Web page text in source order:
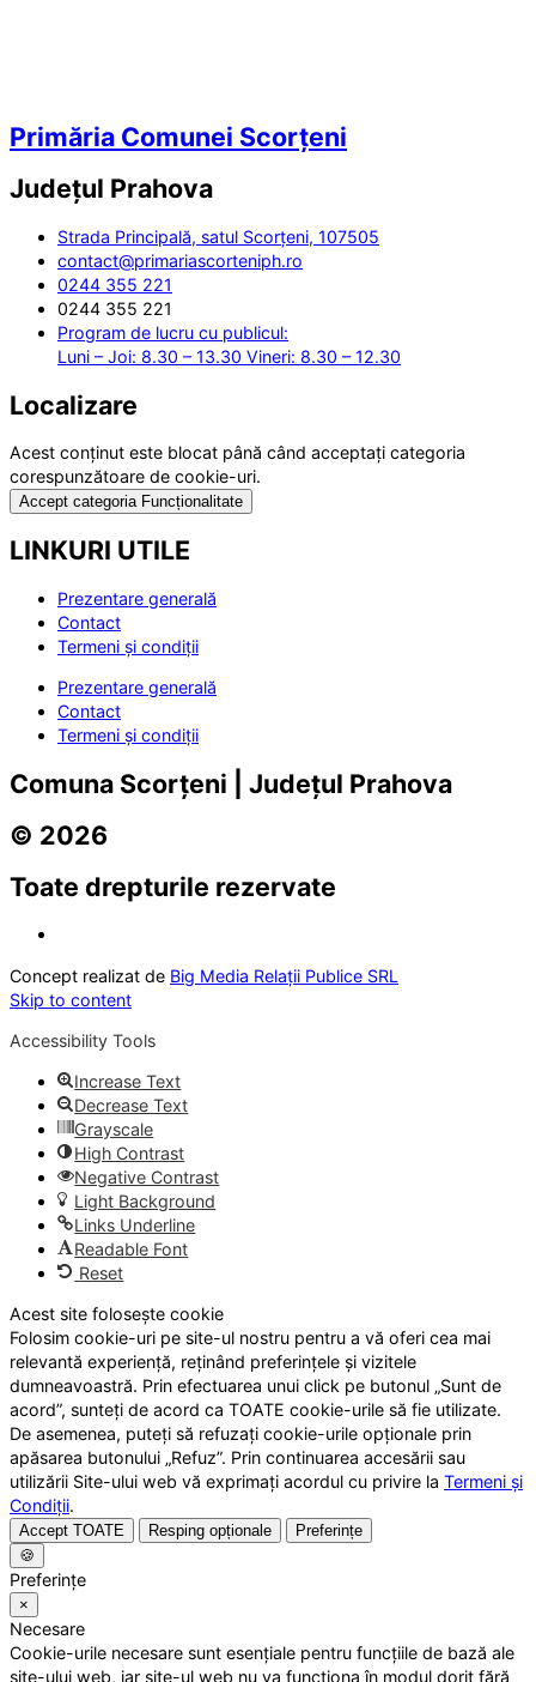
Primăria Comunei Scorțeni
Județul Prahova
Strada Principală, satul Scorțeni, 107505
contact@primariascorteniph.ro
0244 355 221
0244 355 221
Program de lucru cu publicul:
Luni – Joi: 8.30 – 13.30 Vineri: 8.30 – 12.30
Localizare
Acest conținut este blocat până când acceptați categoria
corespunzătoare de cookie-uri.
Accept categoria Funcționalitate
LINKURI UTILE
Prezentare generală
Contact
Termeni și condiții
Prezentare generală
Contact
Termeni și condiții
Comuna Scorțeni | Județul Prahova
© 2026
Toate drepturile rezervate
Concept realizat de Big Media Relații Publice SRL
Skip to content
Accessibility Tools
Increase Text
Decrease Text
Grayscale
High Contrast
Negative Contrast
Light Background
Links Underline
Readable Font
Reset
Acest site folosește cookie
Folosim cookie-uri pe site-ul nostru pentru a vă oferi cea mai
relevantă experiență, reținând preferințele și vizitele
dumneavoastră. Prin efectuarea unui click pe butonul „Sunt de
acord”, sunteți de acord ca TOATE cookie-urile să fie utilizate.
De asemenea, puteți să refuzați cookie-urile opționale prin
apăsarea butonului „Refuz”. Prin continuarea accesării sau
utilizării Site-ului web vă exprimați acordul cu privire la Termeni și
Condiții.
Accept TOATE Resping opționale
Preferințe
🍪
Preferințe
×
Necesare
Cookie-urile necesare sunt esențiale pentru funcțiile de bază ale
site-ului web, iar site-ul web nu va funcționa în modul dorit fără